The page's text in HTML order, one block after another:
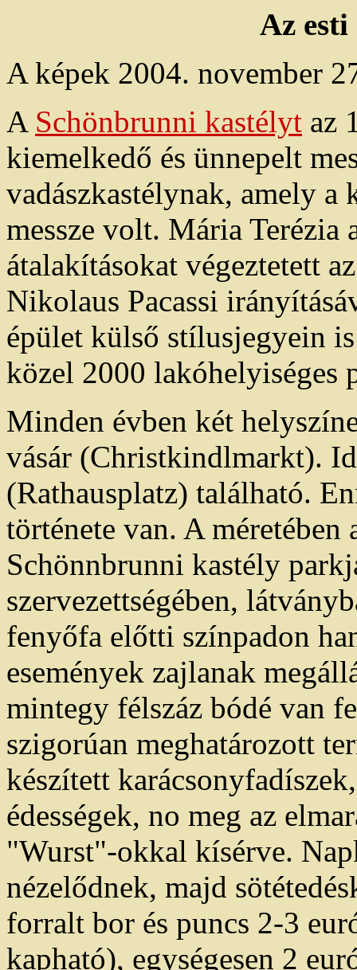
Az
A képek 2004. november
A Schönbrunni kastélyt az
kiemelkedő és ünnepelt
vadászkastélynak, amely a
messze volt. Mária Terézia
átalakításokat végeztetett
Nikolaus Pacassi
épület külső stílusjegyein
közel 2000 lakóhelyiséges
Minden évben két
vásár (Christkindlmarkt).
(Rathausplatz) található.
története van. A
Schönnbrunni kastély
szervezettségében,
fenyőfa előtti színpadon
események zajlanak
mintegy félszáz bódé van
szigorúan meghatározott
készített
édességek, no meg az
"Wurst"-okkal kísérve.
nézelődnek, majd
forralt bor és puncs 2-3
kapható), egységesen 2